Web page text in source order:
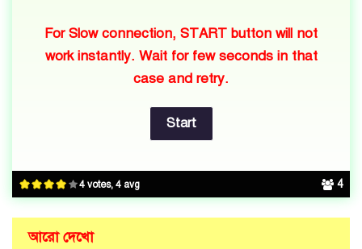
4 votes, 4 avg 4
For Slow connection, START button will not
work instantly. Wait for few seconds in that
case and retry.
আরো দেখো